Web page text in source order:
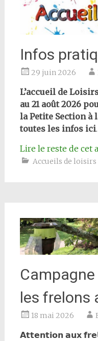
Infos
29 juin 2026
L’accueil de
au 21 août 2026
la Petite Section à
toutes les infos ici.
Lire le reste de cet
Accueils de loisirs
les frelons
18 mai 2026
𝗔𝘁𝘁𝗲𝗻𝘁𝗶𝗼𝗻 𝗮𝘂𝘅